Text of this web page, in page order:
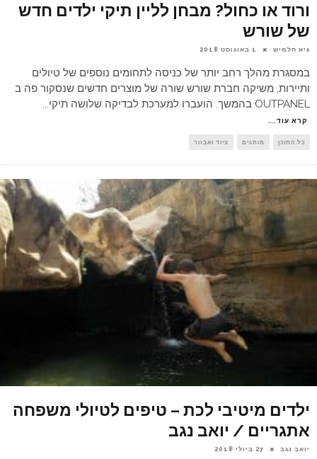
ורוד או כחול? מבחן לליין תיקי ילדים חדש
של שורש
גיא חלמיש 1 באוגוסט 2018
במסגרת מהלך רחב יותר של כניסה לתחומים נוספים של טיולים
ותיירות, משיקה חברת שורש שורה של מוצרים חדשים שנסקור פה ב
OUTPANEL בהמשך. הועברו למערכת לבדיקה שלושה תיקי
...
קרא עוד...
כל התוכן מותגים ציוד ואבזור
ילדים מיטיבי לכת – טיפים לטיולי משפחה
אתגריים / יואב נגב
יואב נגב 27 ביולי 2018